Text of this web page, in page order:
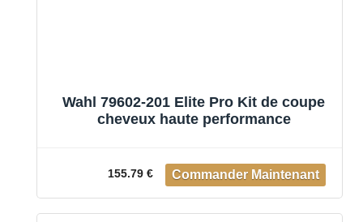
Wahl 79602-201 Elite Pro Kit de coupe
cheveux haute performance
155.79 €